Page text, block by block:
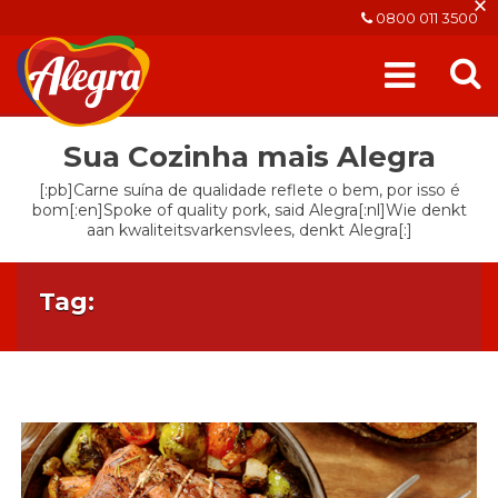
0800 011 3500
Sua Cozinha mais Alegra
[:pb]Carne suína de qualidade reflete o bem, por isso é
bom[:en]Spoke of quality pork, said Alegra[:nl]Wie denkt
aan kwaliteitsvarkensvlees, denkt Alegra[:]
Tag: